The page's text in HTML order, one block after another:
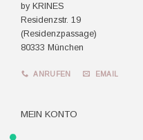
by KRINES
Residenzstr. 19
(Residenzpassage)
80333 München
ANRUFEN EMAIL
MEIN KONTO